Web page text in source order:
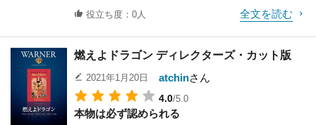
もう一つ、何だか分からないがこの映画が面白い理
ろう。
もしこれをスタローンが演ったらどうだったか、ブ
ルース・ウィリスだったら
どうだったか、と考えてみると、どうもしっくりこ
際映画祭最優秀作品賞、
第83回米アカデミー外国語映画 賞にノミネート。な
るほど、とうなずける内容だ。
映画ではレバノン内戦を背景に、一人の女の壮絶な
生き様が浮き彫りとなってくる。
自分はこのあたり、あまり詳しい知識が無いのだ
が、それでも全く問題なく観られる。
役立ち度：0人 全文を読む
燃えよドラゴン ディレクターズ・カット版
2021年1月20日 atchinさん
4.0/5.0
本物は必ず認められる